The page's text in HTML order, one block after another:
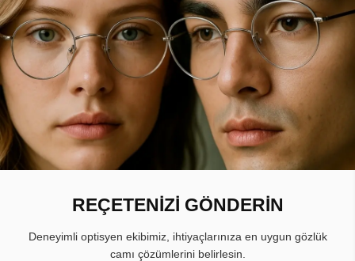
REÇETENİZİ GÖNDERİN
Deneyimli optisyen ekibimiz, ihtiyaçlarınıza en uygun gözlük
camı çözümlerini belirlesin.